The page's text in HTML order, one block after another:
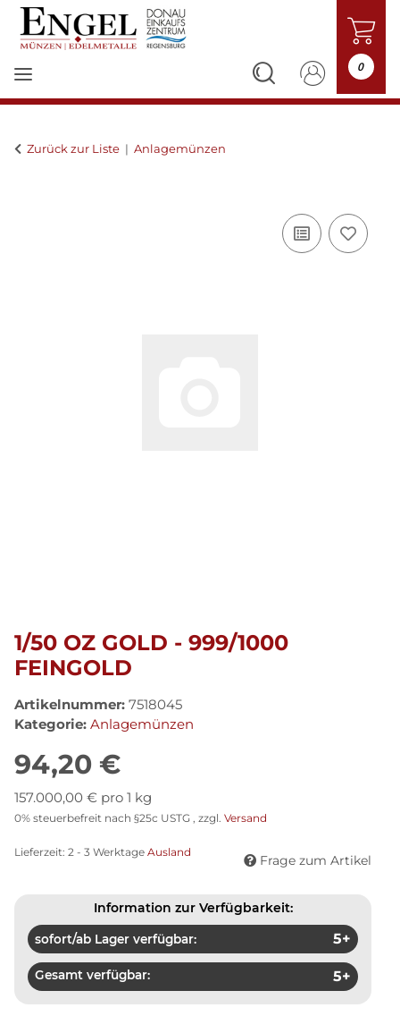
0
Zurück zur Liste Anlagemünzen
1/50 OZ GOLD - 999/1000
FEINGOLD
Artikelnummer: 7518045
Kategorie: Anlagemünzen
94,20 €
157.000,00 € pro 1 kg
0% steuerbefreit nach §25c USTG , zzgl. Versand
Lieferzeit: 2 - 3 Werktage Ausland
Frage zum Artikel
Information zur Verfügbarkeit:
sofort/ab Lager verfügbar: 5+
Gesamt verfügbar: 5+